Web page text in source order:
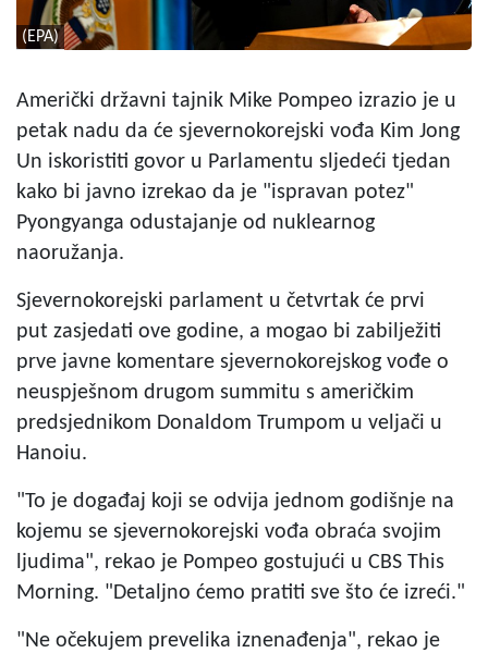
(EPA)
Američki državni tajnik Mike Pompeo izrazio je u
petak nadu da će sjevernokorejski vođa Kim Jong
Un iskoristiti govor u Parlamentu sljedeći tjedan
kako bi javno izrekao da je "ispravan potez"
Pyongyanga odustajanje od nuklearnog
naoružanja.
Sjevernokorejski parlament u četvrtak će prvi
put zasjedati ove godine, a mogao bi zabilježiti
prve javne komentare sjevernokorejskog vođe o
neuspješnom drugom summitu s američkim
predsjednikom Donaldom Trumpom u veljači u
Hanoiu.
"To je događaj koji se odvija jednom godišnje na
kojemu se sjevernokorejski vođa obraća svojim
ljudima", rekao je Pompeo gostujući u CBS This
Morning. "Detaljno ćemo pratiti sve što će izreći."
"Ne očekujem prevelika iznenađenja", rekao je